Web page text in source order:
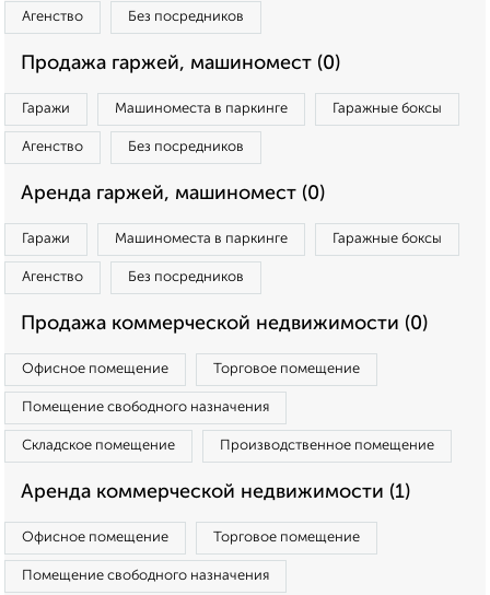
Агенство Без посредников
Продажа гаржей, машиномест (0)
Гаражи Машиноместа в паркинге Гаражные боксы
Агенство Без посредников
Аренда гаржей, машиномест (0)
Гаражи Машиноместа в паркинге Гаражные боксы
Агенство Без посредников
Продажа коммерческой недвижимости (0)
Офисное помещение Торговое помещение
Помещение свободного назначения
Складское помещение Производственное помещение
Аренда коммерческой недвижимости (1)
Офисное помещение Торговое помещение
Помещение свободного назначения